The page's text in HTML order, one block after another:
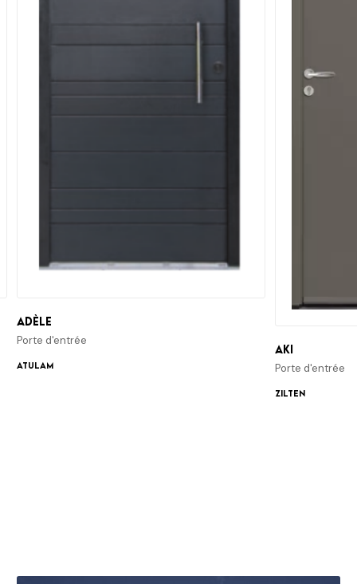
Adèle
Porte d'entrée
ATULAM
Aki
Porte d'entrée
Zilten